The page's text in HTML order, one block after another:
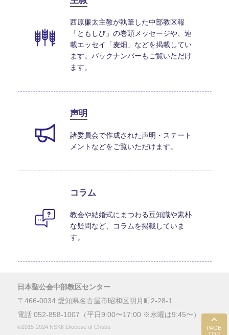
西原廉太主教が執筆した中部教区報
「ともしび」の巻頭メッセージや、連
載エッセイ「麦畑」などを掲載してい
ます。バックナンバーもご覧いただけ
ます。
声明
諸委員会で作成された声明・ステート
メントなどをご覧いただけます。
コラム
教会や結婚式にまつわる豆知識や素朴
な疑問など、コラムを掲載していま
す。
PAGE
日本聖公会中部教区センター
〒466-0034 愛知県名古屋市昭和区明月町2-28-1
電話 052-858-1007（平日9:00〜17:00 ※水曜は9:45〜）
©2015-2024 NSKK Diocese of Chubu